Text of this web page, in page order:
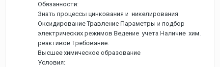
Обязанности:
Знать процессы цинкования и никелирования
Оксидирование Травление Параметры и подбор
электрических режимов Ведение учета Наличие хим.
реактивов Требование:
Высшее химическое образование
Условия: